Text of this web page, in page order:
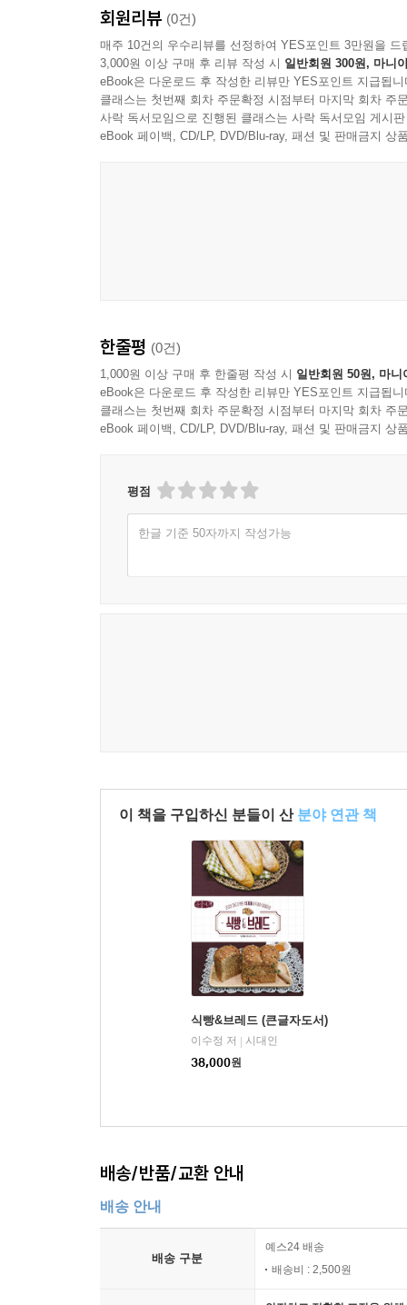
회원리뷰 (0건)
매주 10건의 우수리뷰를 선정하여 YES포인트 3만원을 드
3,000원 이상 구매 후 리뷰 작성 시 일반회원 300원, 마니
eBook은 다운로드 후 작성한 리뷰만 YES포인트 지급됩니
클래스는 첫번째 회차 주문확정 시점부터 마지막 회차 주
사락 독서모임으로 진행된 클래스는 사락 독서모임 게시
eBook 페이백, CD/LP, DVD/Blu-ray, 패션 및 판매금지 상
한줄평 (0건)
1,000원 이상 구매 후 한줄평 작성 시 일반회원 50원, 마니
eBook은 다운로드 후 작성한 리뷰만 YES포인트 지급됩니
클래스는 첫번째 회차 주문확정 시점부터 마지막 회차 주
eBook 페이백, CD/LP, DVD/Blu-ray, 패션 및 판매금지 상
평점
한글 기준 50자까지 작성가능
이 책을 구입하신 분들이 산 분야 연관 책
식빵&브레드 (큰글자도서)
이수정 저
시대인
38,000원
배송/반품/교환 안내
배송 안내
배송 구분
예스24 배송
배송비 : 2,500원